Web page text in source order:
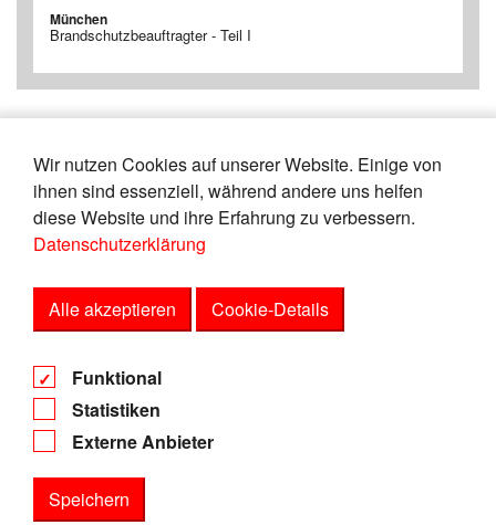
Wir nutzen Cookies auf unserer Website. Einige von
ihnen sind essenziell, während andere uns helfen
diese Website und ihre Erfahrung zu verbessern.
Datenschutzerklärung
Alle akzeptieren Cookie-Details
Funktional
Statistiken
Externe Anbieter
Speichern
München
Brandschutzbeauftragter - Teil I
« 18 19 20 21 22 23 24
25
26
27 »
Impressum